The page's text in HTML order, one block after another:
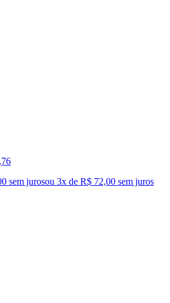
,76
sem jurosou 3x de R$ 72,00 sem juros